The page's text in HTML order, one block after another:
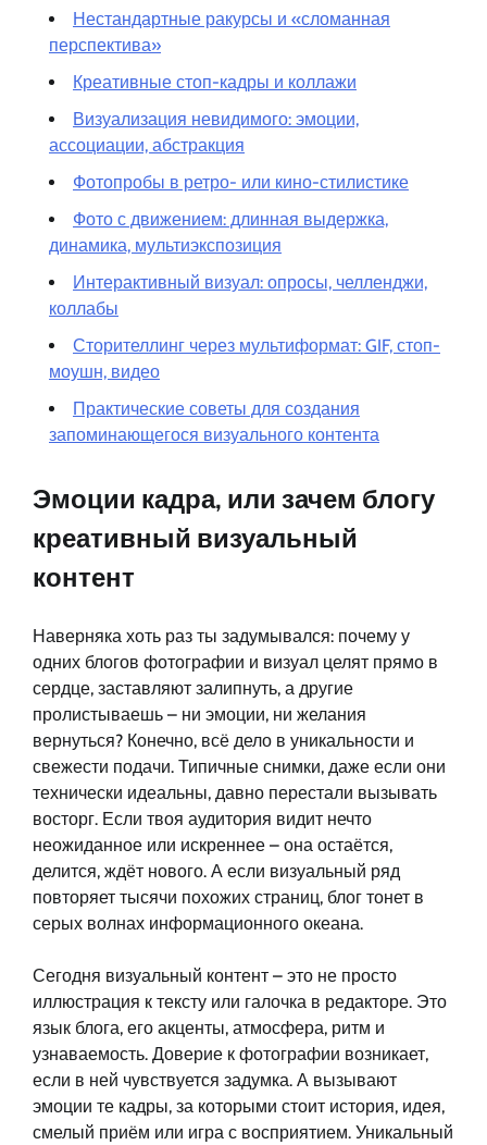
Нестандартные ракурсы и «сломанная
перспектива»
Креативные стоп-кадры и коллажи
Визуализация невидимого: эмоции,
ассоциации, абстракция
Фотопробы в ретро- или кино-стилистике
Фото с движением: длинная выдержка,
динамика, мультиэкспозиция
Интерактивный визуал: опросы, челленджи,
коллабы
Сторителлинг через мультиформат: GIF, стоп-
моушн, видео
Практические советы для создания
запоминающегося визуального контента
Эмоции кадра, или зачем блогу
креативный визуальный
контент
Наверняка хоть раз ты задумывался: почему у
одних блогов фотографии и визуал целят прямо в
сердце, заставляют залипнуть, а другие
пролистываешь – ни эмоции, ни желания
вернуться? Конечно, всё дело в уникальности и
свежести подачи. Типичные снимки, даже если они
технически идеальны, давно перестали вызывать
восторг. Если твоя аудитория видит нечто
неожиданное или искреннее – она остаётся,
делится, ждёт нового. А если визуальный ряд
повторяет тысячи похожих страниц, блог тонет в
серых волнах информационного океана.
Сегодня визуальный контент – это не просто
иллюстрация к тексту или галочка в редакторе. Это
язык блога, его акценты, атмосфера, ритм и
узнаваемость. Доверие к фотографии возникает,
если в ней чувствуется задумка. А вызывают
эмоции те кадры, за которыми стоит история, идея,
смелый приём или игра с восприятием. Уникальный